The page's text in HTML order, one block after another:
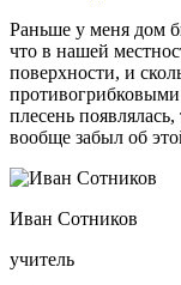
Раньше у меня дом
что в нашей
поверхности, и
противогрибковыми
плесень
вообще забыл об
Иван Сотников
учитель